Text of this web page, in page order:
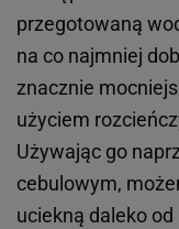
przegotowaną
na co najmniej
znacznie
użyciem
Używając go
cebulowym,
uciekną daleko